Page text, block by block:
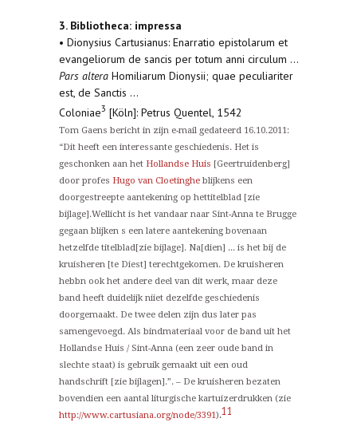
3. Bibliotheca: impressa
• Dionysius Cartusianus: Enarratio epistolarum et
evangeliorum de sancis per totum anni circulum ...
Pars altera Homiliarum Dionysii; quae peculiariter
est, de Sanctis ...
Coloniae3 [Köln]: Petrus Quentel, 1542
Tom Gaens bericht in zijn e-mail gedateerd 16.10.2011:
“Dit heeft een interessante geschiedenis. Het is
geschonken aan het Hollandse Huis [Geertruidenberg]
door profes Hugo van Cloetinghe blijkens een
doorgestreepte aantekening op hettitelblad [zie
bijlage].Wellicht is het vandaar naar Sint-Anna te Brugge
gegaan blijken s een latere aantekening bovenaan
hetzelfde titelblad[zie bijlage]. Na[dien] ... is het bij de
kruisheren [te Diest] terechtgekomen. De kruisheren
hebbn ook het andere deel van dit werk, maar deze
band heeft duidelijk niiet dezelfde geschiedenis
doorgemaakt. De twee delen zijn dus later pas
samengevoegd. Als bindmateriaal voor de band uit het
Hollandse Huis / Sint-Anna (een zeer oude band in
slechte staat) is gebruik gemaakt uit een oud
handschrift [zie bijlagen].”. – De kruisheren bezaten
bovendien een aantal liturgische kartuizerdrukken (zie
http://www.cartusiana.org/node/3391).11